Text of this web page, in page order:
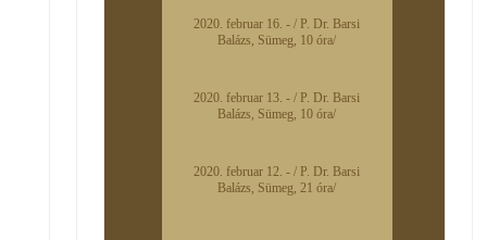
2020. februar 16. - / P. Dr. Barsi
Balázs, Sümeg, 10 óra/
2020. februar 13. - / P. Dr. Barsi
Balázs, Sümeg, 10 óra/
2020. februar 12. - / P. Dr. Barsi
Balázs, Sümeg, 21 óra/